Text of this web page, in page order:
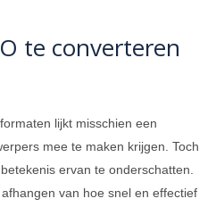
te converteren
lijkt misschien een
mee te maken krijgen. Toch
ervan te onderschatten.
van hoe snel en effectief